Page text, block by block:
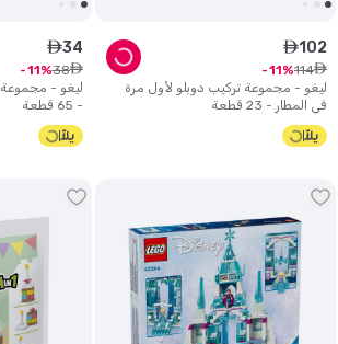
ليغو - مجموعة تركيب دوبلو لأول مرة
في المطار - 23 قطعة
ê102
ê
114
11
ليغو - مجموعة
- 65 قطعة
ê34
ê
38
11